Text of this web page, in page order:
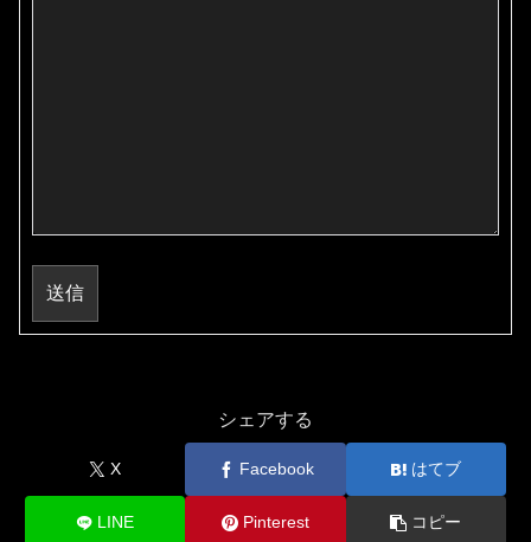
送信
シェアする
X Facebook はてブ
LINE Pinterest コピー